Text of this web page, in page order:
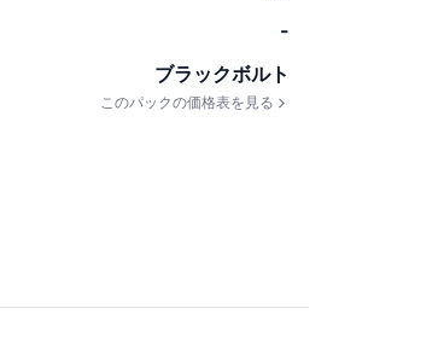
-
ブラックボルト
このパックの価格表を見る